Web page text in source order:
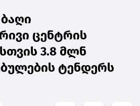
ცენტრის
3.8 მლნ
ტენდერს